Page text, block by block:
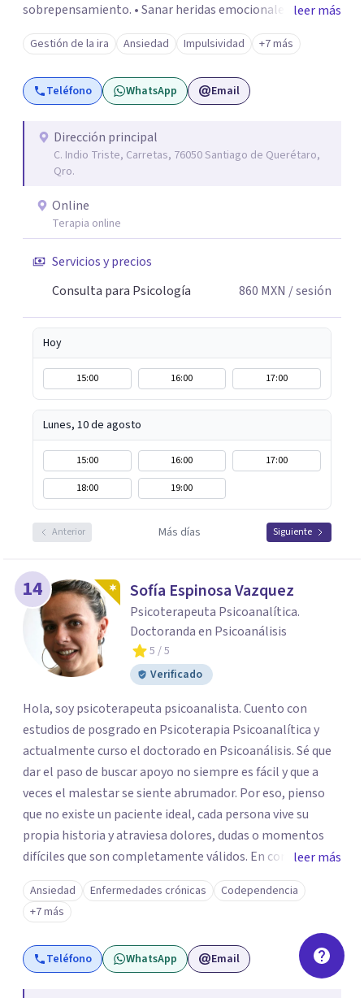
sobrepensamiento. • Sanar heridas emocionales y
fortalecer tu autoestima. . Comprender por qué repites
ciertos patrones o emociones. Puedes superar lo que te
preocupa y lograr tus objetivos más pronto de lo que
imaginas. Contáctame por Wahtsapp. Puedo ayudarte.
leer más
Gestión de la ira Ansiedad Impulsividad +7 más
Teléfono WhatsApp Email
Dirección principal
C. Indio Triste, Carretas, 76050 Santiago de Querétaro,
Qro.
Online
Terapia online
Servicios y precios
Consulta para Psicología
860 MXN / sesión
Hoy
15:00 16:00 17:00
Lunes, 10 de agosto
15:00 16:00
17:00
18:00
19:00
Anterior Más días Siguiente
14 Sofía Espinosa Vazquez
Psicoterapeuta Psicoanalítica.
Doctoranda en Psicoanálisis
5 / 5
Verificado
Hola, soy psicoterapeuta psicoanalista. Cuento con
estudios de posgrado en Psicoterapia Psicoanalítica y
actualmente curso el doctorado en Psicoanálisis. Sé que
dar el paso de buscar apoyo no siempre es fácil y que a
veces el malestar se siente abrumador. Por eso, pienso
que no existe un paciente ideal, cada persona vive su
propia historia y atraviesa dolores, dudas o momentos
difíciles que son completamente válidos. En consulta, mi
intención es ofrecerte un espacio humano y seguro, en el
que sientas la confianza para expresarte y sentir. Nos
daremos el tiempo de ir recorriendo tu historia de vida,
identificando con calma de dónde viene aquello que hoy
pesa haciendo consciente el origen, tus emociones y
experiencias, tanto pasadas como presentes. Es un lugar
leer más
Ansiedad Enfermedades crónicas
Codependencia
+7 más
Teléfono WhatsApp Email